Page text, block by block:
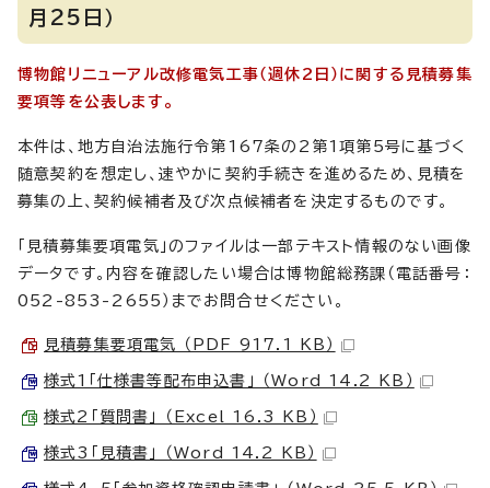
月25日）
博物館リニューアル改修電気工事（週休2日）に関する見積募集
要項等を公表します。
本件は、地方自治法施行令第167条の2第1項第5号に基づく
随意契約を想定し、速やかに契約手続きを進めるため、見積を
募集の上、契約候補者及び次点候補者を決定するものです。
「見積募集要項電気」のファイルは一部テキスト情報のない画像
データです。内容を確認したい場合は博物館総務課（電話番号：
052-853-2655）までお問合せください。
見積募集要項電気 （PDF 917.1 KB）
様式1「仕様書等配布申込書」 （Word 14.2 KB）
様式2「質問書」 （Excel 16.3 KB）
様式3「見積書」 （Word 14.2 KB）